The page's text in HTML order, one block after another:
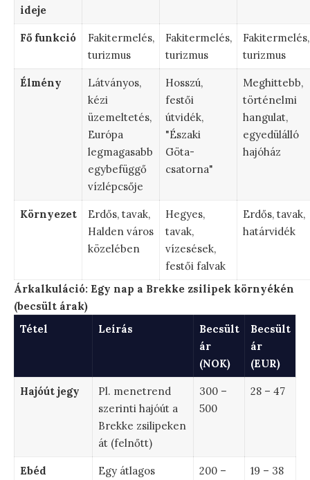
ideje
Fő funkció
Fakitermelés,
turizmus
Fakitermelés,
turizmus
Fakitermelés,
turizmus
Élmény
Látványos,
kézi
üzemeltetés,
Európa
legmagasabb
egybefüggő
vízlépcsője
Hosszú,
festői
útvidék,
"Északi
Göta-
csatorna"
Meghittebb,
történelmi
hangulat,
egyedülálló
hajóház
Környezet
Erdős, tavak,
Halden város
közelében
Hegyes,
tavak,
vízesések,
festői falvak
Erdős, tavak,
határvidék
Árkalkuláció: Egy nap a Brekke zsilipek környékén
(becsült árak)
Tétel
Leírás
Becsült
ár
(NOK)
Becsült
ár
(EUR)
Hajóút jegy
Pl. menetrend
szerinti hajóút a
Brekke zsilipeken
át (felnőtt)
300 –
500
28 – 47
Ebéd
Egy átlagos
200 –
19 – 38